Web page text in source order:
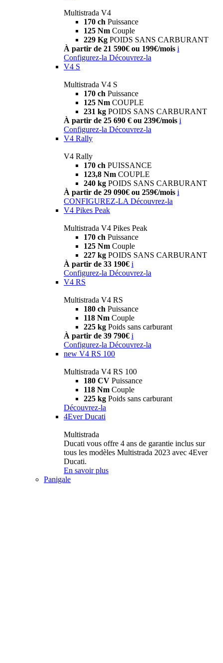
Multistrada V4
170 ch Puissance
125 Nm Couple
229 Kg POIDS SANS CARBURANT
À partir de 21 590€ ou 199€/mois i
Configurez-la Découvrez-la
V4 S
Multistrada V4 S
170 ch Puissance
125 Nm COUPLE
231 kg POIDS SANS CARBURANT
À partir de 25 690 € ou 239€/mois i
Configurez-la Découvrez-la
V4 Rally
V4 Rally
170 ch PUISSANCE
123,8 Nm COUPLE
240 kg POIDS SANS CARBURANT
À partir de 29 090€ ou 259€/mois i
CONFIGUREZ-LA Découvrez-la
V4 Pikes Peak
Multistrada V4 Pikes Peak
170 ch Puissance
125 Nm Couple
227 kg POIDS SANS CARBURANT
À partir de 33 190€ i
Configurez-la Découvrez-la
V4 RS
Multistrada V4 RS
180 ch Puissance
118 Nm Couple
225 kg Poids sans carburant
À partir de 39 790€ i
Configurez-la Découvrez-la
new V4 RS 100
Multistrada V4 RS 100
180 CV Puissance
118 Nm Couple
225 kg Poids sans carburant
Découvrez-la
4Ever Ducati
Multistrada
Ducati vous offre 4 ans de garantie inclus sur
tous les modèles Multistrada 2023 avec 4Ever
Ducati.
En savoir plus
Panigale